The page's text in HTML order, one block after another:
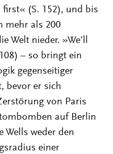
(S. 152), und bis
mehr als 200
Welt nieder. »We’ll
– so bringt ein
gegenseitiger
bevor er sich
von Paris
auf Berlin
Wells weder den
einer